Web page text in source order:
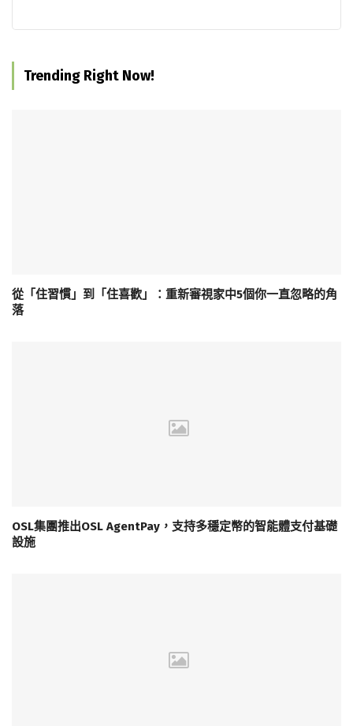
Trending Right Now!
從「住習慣」到「住喜歡」：重新審視家中5個你一直忽略的角
落
OSL集團推出OSL AgentPay，支持多穩定幣的智能體支付基礎
設施